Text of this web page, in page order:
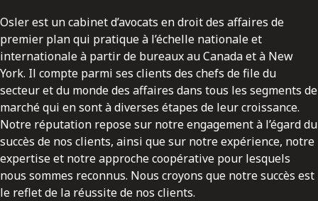
Osler est un cabinet d’avocats en droit des affaires de
premier plan qui pratique à l’échelle nationale et
internationale à partir de bureaux au Canada et à New
York. Il compte parmi ses clients des chefs de file du
secteur et du monde des affaires dans tous les segments de
marché qui en sont à diverses étapes de leur croissance.
Notre réputation repose sur notre engagement à l’égard du
succès de nos clients, ainsi que sur notre expérience, notre
expertise et notre approche coopérative pour lesquels
nous sommes reconnus. Nous croyons que notre succès est
le reflet de la réussite de nos clients.